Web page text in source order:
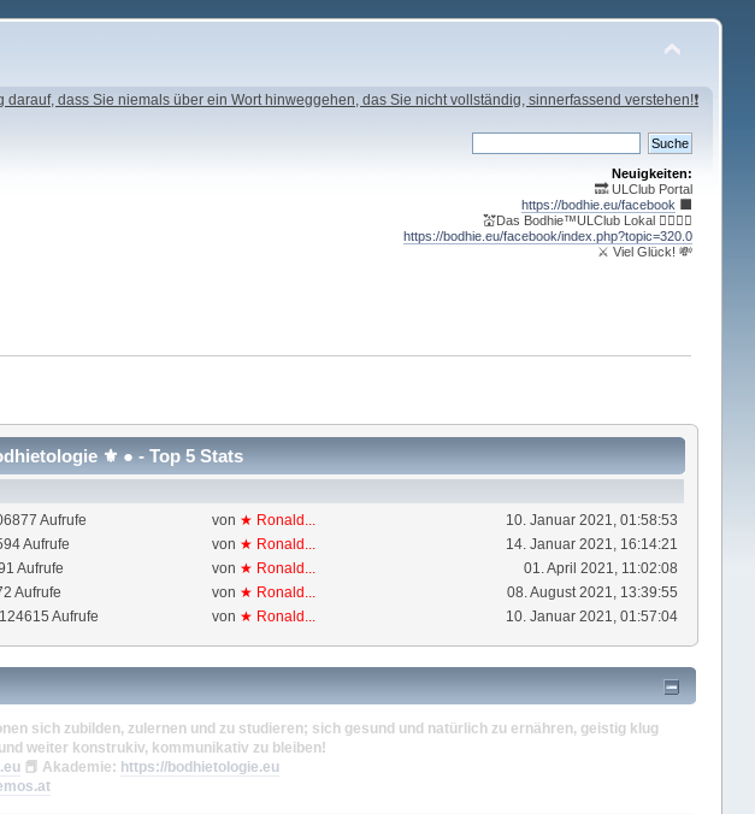
dass Sie niemals über ein Wort hinweggehen, das Sie nicht vollständig, sinnerfassend verstehen!❗
Neuigkeiten:
🔜 ULClub Portal
https://bodhie.eu/facebook ⬛️
💒Das Bodhie™ULClub Lokal 🤹‍♀️🤹‍♂️
https://bodhie.eu/facebook/index.php?topic=320.0
⚔ Viel Glück! 💸
⚜ ● - Top 5 Stats
Aufrufe von ★ Ronald...
10. Januar 2021, 01:58:53
Aufrufe von ★ Ronald...
14. Januar 2021, 16:14:21
Aufrufe von ★ Ronald...
01. April 2021, 11:02:08
Aufrufe von ★ Ronald...
08. August 2021, 13:39:55
Aufrufe von ★ Ronald... 10. Januar 2021, 01:57:04
sich zubilden, zulernen und zu studieren; sich gesund und natürlich zu ernähren, geistig klug
weiter konstrukiv, kommunikativ zu bleiben!
📕 Akademie: https://bodhietologie.eu